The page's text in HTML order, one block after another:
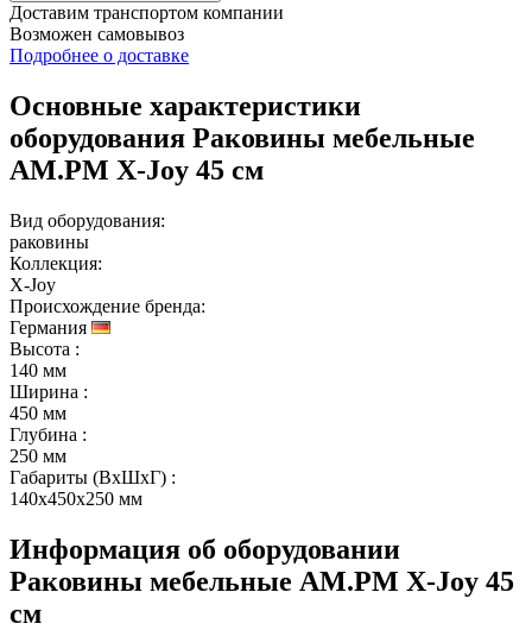
Доставим транспортом компании
Возможен самовывоз
Подробнее о доставке
Основные характеристики
оборудования Раковины мебельные
AM.PM X-Joy 45 см
Вид оборудования:
раковины
Коллекция:
X-Joy
Происхождение бренда:
Германия
Высота :
140 мм
Ширина :
450 мм
Глубина :
250 мм
Габариты (ВхШхГ) :
140x450x250 мм
Информация об оборудовании
Раковины мебельные AM.PM X-Joy 45
см